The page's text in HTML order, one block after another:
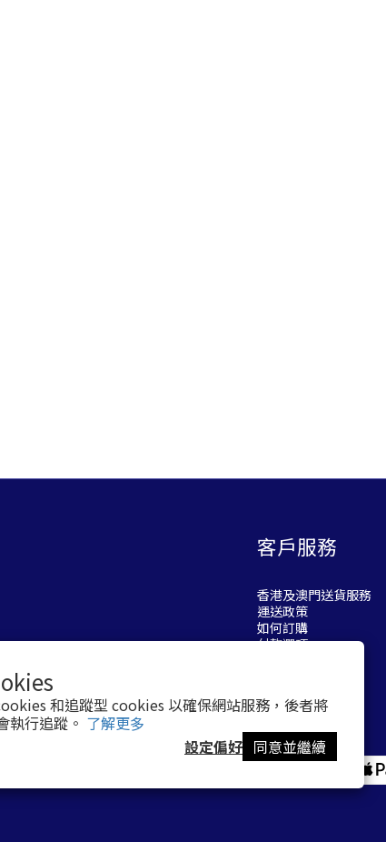
和追蹤型 cookies 以確保網站服務，後者將
執行追蹤。 了解更多
設定偏好 同意並繼續
客戶服務
香港及澳門送貨服務
運送政策
如何訂購
付款選項